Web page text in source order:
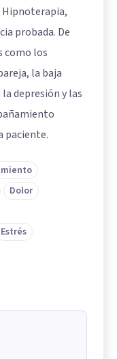
Hipnoterapia,
probada. De
como los
la baja
depresión y las
paciente.
Dolor
Estrés